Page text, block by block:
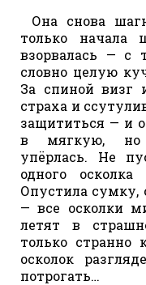
Она снова
только начала
взорвалась — с
словно целую
За спиной визг
страха и
защититься — и
в мягкую, но
упёрлась. Не
одного
Опустила сумку,
— все осколки
летят в
только странно
осколок
потрогать…